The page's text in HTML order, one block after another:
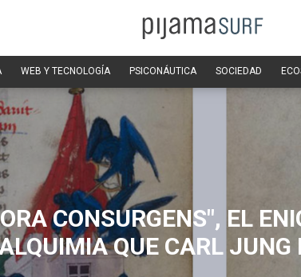
WEB Y TECNOLOGÍA PSICONÁUTICA SOCIEDAD
CONSURGENS", EL
QUE CARL JUNG